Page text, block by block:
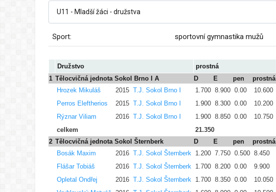
Sport: sportovní gymnastika mužů
Družstvo prostná
1 Tělocvičná jednota Sokol Brno I A D E pen prostná
Hrozek Mikuláš
2015 T.J. Sokol Brno I 1.700 8.900 0.00 10.600
Perros Eleftherios
2015 T.J. Sokol Brno I 1.900 8.300 0.00 10.200
Rýznar Viliam
2016 T.J. Sokol Brno I 1.900 8.850 0.00 10.750
celkem
21.350
2 Tělocvičná jednota Sokol Šternberk D E pen prostná
Bosák Maxim
2016 T.J. Sokol Šternberk 1.200 7.750 0.500 8.450
Flášar Tobiáš
2016 T.J. Sokol Šternberk 1.700 8.200 0.00 9.900
Opletal Ondřej
2016 T.J. Sokol Šternberk 1.700 8.350 0.00 10.050